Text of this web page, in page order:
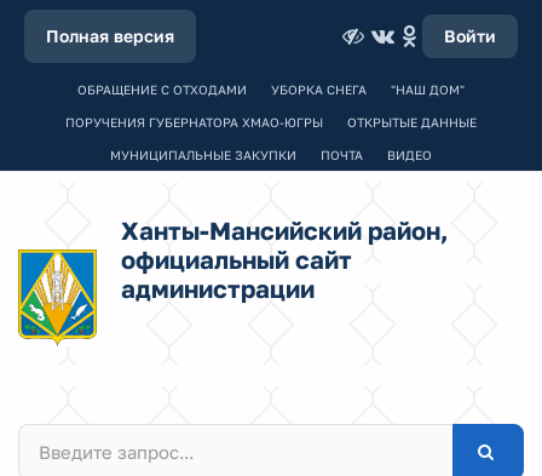
Полная версия Войти
ОБРАЩЕНИЕ С ОТХОДАМИ УБОРКА СНЕГА "НАШ ДОМ"
ПОРУЧЕНИЯ ГУБЕРНАТОРА ХМАО-ЮГРЫ ОТКРЫТЫЕ ДАННЫЕ
МУНИЦИПАЛЬНЫЕ ЗАКУПКИ ПОЧТА ВИДЕО
Ханты-Мансийский район,
официальный сайт
администрации